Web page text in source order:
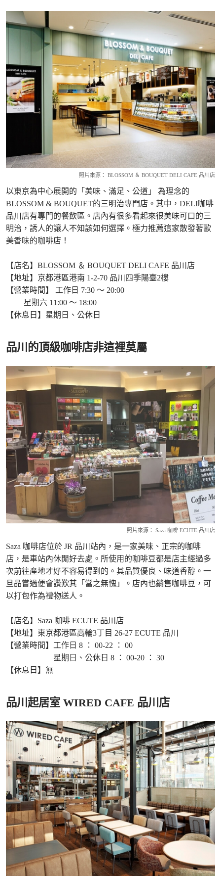
照片來源： BLOSSOM ＆ BOUQUET DELI CAFE 品川店
以東京為中心展開的「美味、滿足、公道」 為理念的
BLOSSOM & BOUQUET的三明治專門店。其中，DELI咖啡
品川店有專門的餐飲區。店內有很多看起來很美味可口的三
明治，誘人的讓人不知該如何選擇。極力推薦這家散發著歐
美香味的咖啡店！
【店名】BLOSSOM ＆ BOUQUET DELI CAFE 品川店
【地址】京都港區港南 1-2-70 品川四季陽臺2樓
【營業時間】 工作日 7:30 ～ 20:00
星期六 11:00 ～ 18:00
【休息日】星期日、公休日
品川的頂級咖啡店非這裡莫屬
照片來源： Saza 咖啡 ECUTE 品川店
Saza 咖啡店位於 JR 品川站內，是一家美味、正宗的咖啡
店，是車站內休閒好去處。所使用的咖啡豆都是店主經過多
次前往產地才好不容易得到的。其品質優良、味道香醇。一
旦品嘗過便會讚歎其「當之無愧」。店內也銷售咖啡豆，可
以打包作為禮物送人。
【店名】Saza 咖啡 ECUTE 品川店
【地址】東京都港區高輪3丁目 26-27 ECUTE 品川
【營業時間】工作日 8 ： 00-22 ： 00
星期日、公休日 8 ： 00-20 ： 30
【休息日】無
品川起居室 WIRED CAFE 品川店